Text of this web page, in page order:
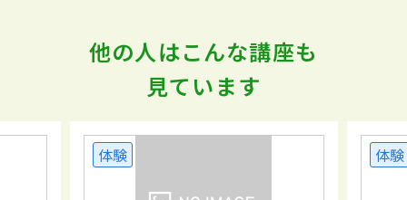
他の人はこんな講座も
見ています
体験 体験